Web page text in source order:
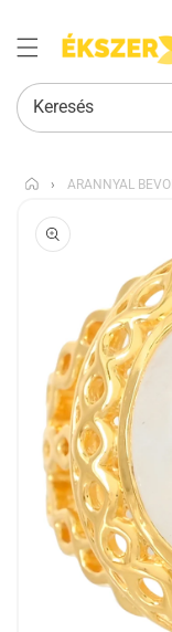
Keresés
› ARANNYAL
UGRÁS A
TERMÉKADATOKRA